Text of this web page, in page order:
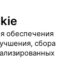
обеспечения
сбора